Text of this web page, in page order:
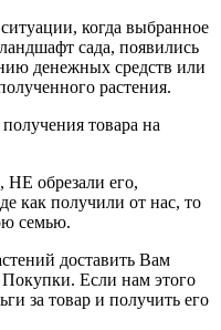
когда выбранное
сада, появились
денежных средств или
растения.
товара на
обрезали его,
как получили от нас, то
семью.
доставить Вам
Покупки. Если нам этого
за товар и получить его